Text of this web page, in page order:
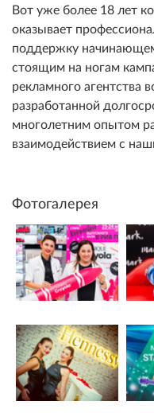
Вот уже более 18 лет
оказывает
поддержку
стоящим на ногам
рекламного агентства
разработанной
многолетним опытом
взаимодействием с
Фотогалерея